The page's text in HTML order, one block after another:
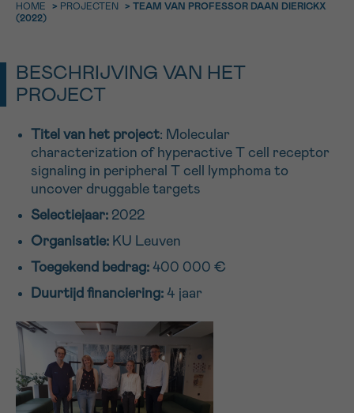
HOME > PROJECTEN > TEAM VAN PROFESSOR DAAN DIERICKX
(2022)
BESCHRIJVING VAN HET
PROJECT
Titel van het project: Molecular
characterization of hyperactive T cell receptor
signaling in peripheral T cell lymphoma to
uncover druggable targets
Selectiejaar: 2022
Organisatie: KU Leuven
Toegekend bedrag: 400 000 €
Duurtijd financiering: 4 jaar
VOORNAAM
Via ons
contactformulier
Meer weten over Kankerinfo
TERUG
NAAM
VOORNAAM
EMAIL
MIJN VRAAG
Afspraak Vraag Gegevens Bevestiging
9h-11h
13h-16h
16h-18h
Verder